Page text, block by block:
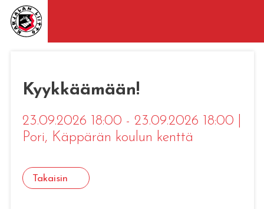
Kyykkäämään!
23.09.2026 18:00 - 23.09.2026 18:00
Pori, Käppärän koulun kenttä
Takaisin